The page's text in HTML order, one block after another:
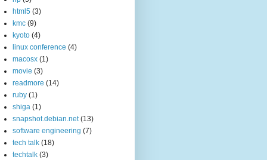
html5 (3)
kmc (9)
kyoto (4)
linux conference (4)
macosx (1)
movie (3)
readmore (14)
ruby (1)
shiga (1)
snapshot.debian.net (13)
software engineering (7)
tech talk (18)
techtalk (3)